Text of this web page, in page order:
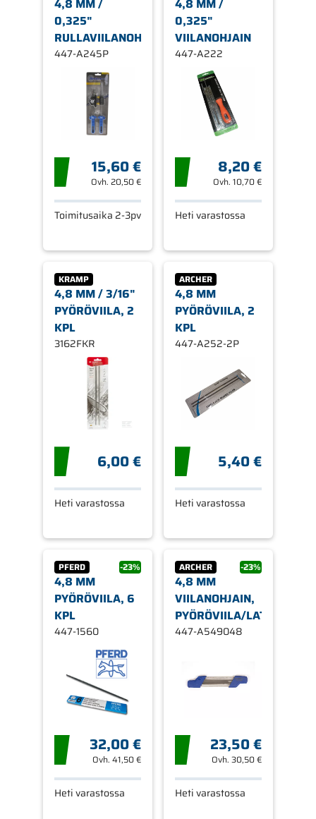
4,8 MM /
0,325"
RULLAVIILANOHJAINSARJA
447-A245P
15,60 €
Ovh. 20,50 €
Toimitusaika 2-3pv
4,8 MM /
0,325"
VIILANOHJAIN
447-A222
8,20 €
Ovh.10,70 €
Heti varastossa
KRAMP
4,8 MM / 3/16"
PYÖRÖVIILA, 2
KPL
3162FKR
6,00 €
Heti varastossa
ARCHER
4,8 MM
PYÖRÖVIILA, 2
KPL
447-A252-2P
5,40 €
Heti varastossa
PFERD -23%
4,8 MM
PYÖRÖVIILA, 6
KPL
447-1560
32,00 €
Ovh. 41,50 €
Heti varastossa
ARCHER -23%
4,8 MM
VIILANOHJAIN,
PYÖRÖVIILA/LATTAVIILA
447-A549048
23,50 €
Ovh.30,50 €
Heti varastossa